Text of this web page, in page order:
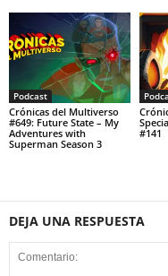
Podcast
Crónicas del Multiverso
#649: Future State – My
Adventures with
Superman Season 3
#141
DEJA UNA RESPUESTA